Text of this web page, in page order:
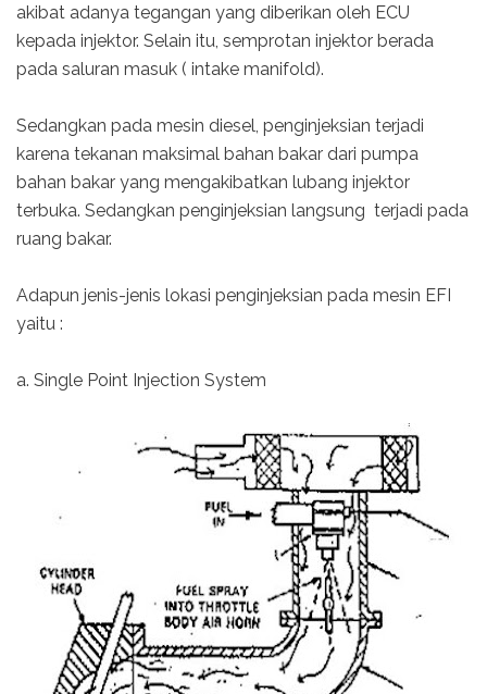
akibat adanya tegangan yang diberikan oleh ECU
kepada injektor. Selain itu, semprotan injektor berada
pada saluran masuk ( intake manifold).
Sedangkan pada mesin diesel, penginjeksian terjadi
karena tekanan maksimal bahan bakar dari pumpa
bahan bakar yang mengakibatkan lubang injektor
terbuka. Sedangkan penginjeksian langsung terjadi pada
ruang bakar.
Adapun jenis-jenis lokasi penginjeksian pada mesin EFI
yaitu :
a. Single Point Injection System